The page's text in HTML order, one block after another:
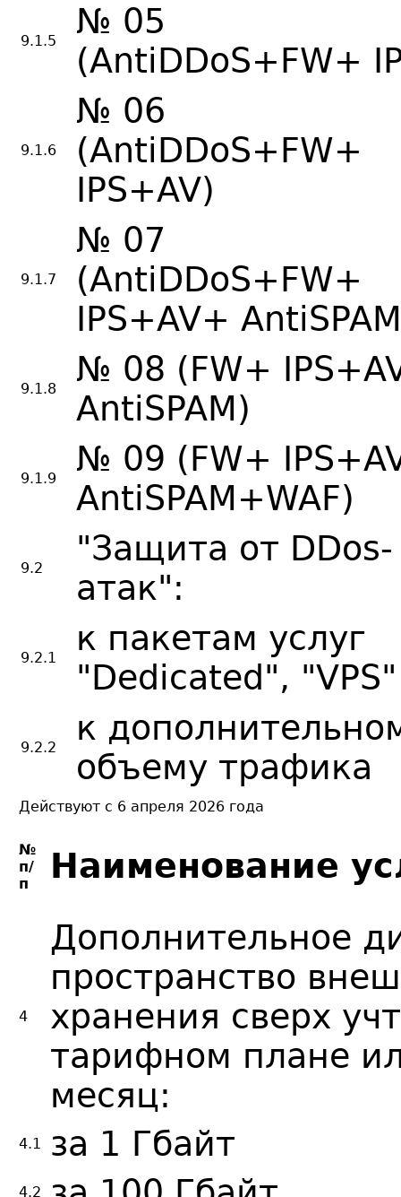
9.1.5
№ 05
(AntiDDoS+FW+
9.1.6
№ 06
(AntiDDoS+FW+
IPS+AV)
9.1.7
№ 07
(AntiDDoS+FW+
IPS+AV+
9.1.8
№ 08 (FW+
AntiSPAM)
9.1.9
№ 09 (FW+
AntiSPAM+WAF)
9.2
"Защита от DDos-
атак":
9.2.1
к пакетам услуг
"Dedicated", "VPS"
9.2.2
к
объему трафика
Действуют с 6 апреля 2026 года
№
п/
п
Наименование
4
Дополнительное
пространство
хранения сверх
тарифном плане
месяц:
4.1 за 1 Гбайт
4.2